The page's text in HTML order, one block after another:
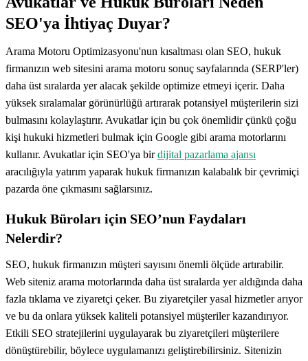
SEO'ya İhtiyaç Duyar?
Arama Motoru Optimizasyonu'nun kısaltması olan SEO, hukuk
firmanızın web sitesini arama motoru sonuç sayfalarında (SERP'ler)
daha üst sıralarda yer alacak şekilde optimize etmeyi içerir. Daha
yüksek sıralamalar görünürlüğü artırarak potansiyel müşterilerin sizi
bulmasını kolaylaştırır. Avukatlar için bu çok önemlidir çünkü çoğu
kişi hukuki hizmetleri bulmak için Google gibi arama motorlarını
kullanır. Avukatlar için SEO'ya birdijital pazarlama ajansı
aracılığıyla yatırım yaparak hukuk firmanızın kalabalık bir çevrimiçi
pazarda öne çıkmasını sağlarsınız.
Hukuk Büroları için SEO’nun Faydaları
Nelerdir?
SEO, hukuk firmanızın müşteri sayısını önemli ölçüde artırabilir.
Web siteniz arama motorlarında daha üst sıralarda yer aldığında daha
fazla tıklama ve ziyaretçi çeker. Bu ziyaretçiler yasal hizmetler arıyor
ve bu da onlara yüksek kaliteli potansiyel müşteriler kazandırıyor.
Etkili SEO stratejilerini uygulayarak bu ziyaretçileri müşterilere
dönüştürebilir, böylece uygulamanızı geliştirebilirsiniz. Sitenizin